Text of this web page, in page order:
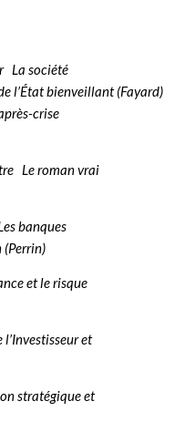
La société
l’État bienveillant (Fayard)
crise
Le roman vrai
banques
(Perrin)
et le risque
et
stratégique et